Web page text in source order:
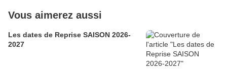
Vous aimerez aussi
Les dates de Reprise SAISON 2026-
2027